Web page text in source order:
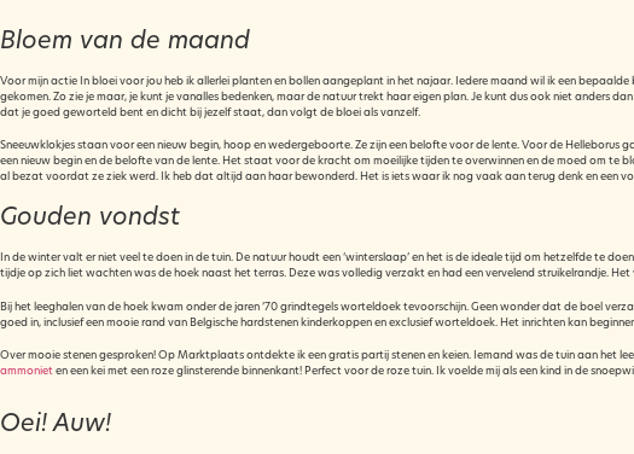
Bloem van de maand
Voor mijn actie In bloei voor jou heb ik allerlei planten en bollen aangeplant in het najaar. Iedere maand wil ik een
gekomen. Zo zie je maar, je kunt je vanalles bedenken, maar de natuur trekt haar eigen plan. Je kunt dus ook niet anders
dat je goed geworteld bent en dicht bij jezelf staat, dan volgt de bloei als vanzelf.
Sneeuwklokjes staan voor een nieuw begin, hoop en wedergeboorte. Ze zijn een belofte voor de lente. Voor de
een nieuw begin en de belofte van de lente. Het staat voor de kracht om moeilijke tijden te overwinnen en de moed om te
al bezat voordat ze ziek werd. Ik heb dat altijd aan haar bewonderd. Het is iets waar ik nog vaak aan terug denk en een
Gouden vondst
In de winter valt er niet veel te doen in de tuin. De natuur houdt een ‘winterslaap’ en het is de ideale tijd om hetzelfde te
tijdje op zich liet wachten was de hoek naast het terras. Deze was volledig verzakt en had een vervelend struikelrandje.
Bij het leeghalen van de hoek kwam onder de jaren ’70 grindtegels worteldoek tevoorschijn. Geen wonder dat de boel
goed in, inclusief een mooie rand van Belgische hardstenen kinderkoppen en exclusief worteldoek. Het inrichten kan
Over mooie stenen gesproken! Op Marktplaats ontdekte ik een gratis partij stenen en keien. Iemand was de tuin aan het
ammonieten een kei met een roze glinsterende binnenkant! Perfect voor de roze tuin. Ik voelde mij als een kind in de
Oei! Auw!